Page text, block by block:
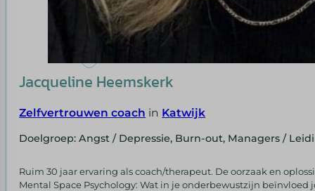
Jacqueline Heemskerk
Zelfvertrouwen coach in Katwijk
Doelgroep: Angst / Depressie, Burn-out, Managers /
Ruim 30 jaar ervaring als coach/therapeut. De oorzaak en
Mental Space Psychology: Wat in je onderbewustzijn beïnvloed